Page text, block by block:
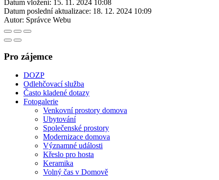
Datum vložení: 15. 11. 2024 10:08
Datum poslední aktualizace: 18. 12. 2024 10:09
Autor: Správce Webu
Pro zájemce
DOZP
Odlehčovací služba
Často kladené dotazy
Fotogalerie
Venkovní prostory domova
Ubytování
Společenské prostory
Modernizace domova
Významné události
Křeslo pro hosta
Keramika
Volný čas v Domově